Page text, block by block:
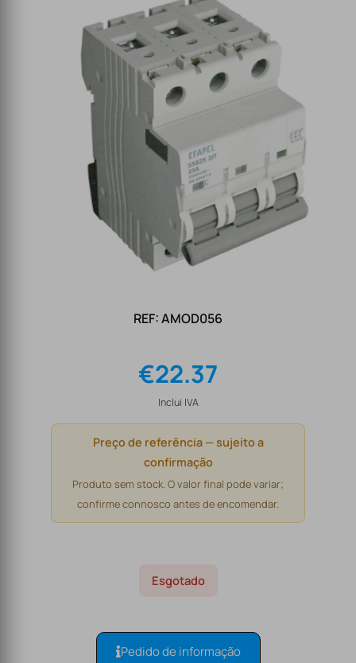
REF: AMOD056
€22.37
Inclui IVA
Preço de referência — sujeito a
confirmação
Produto sem stock. O valor final pode variar;
confirme connosco antes de encomendar.
Esgotado
Pedido de informação